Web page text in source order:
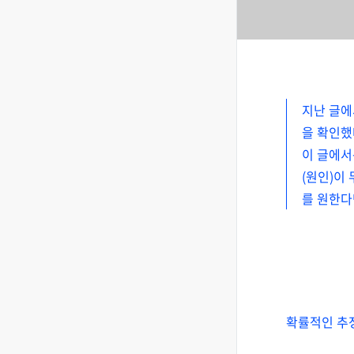
지난 글
을 확인
이 글에
(원인)이
를 원한
확률적인 추